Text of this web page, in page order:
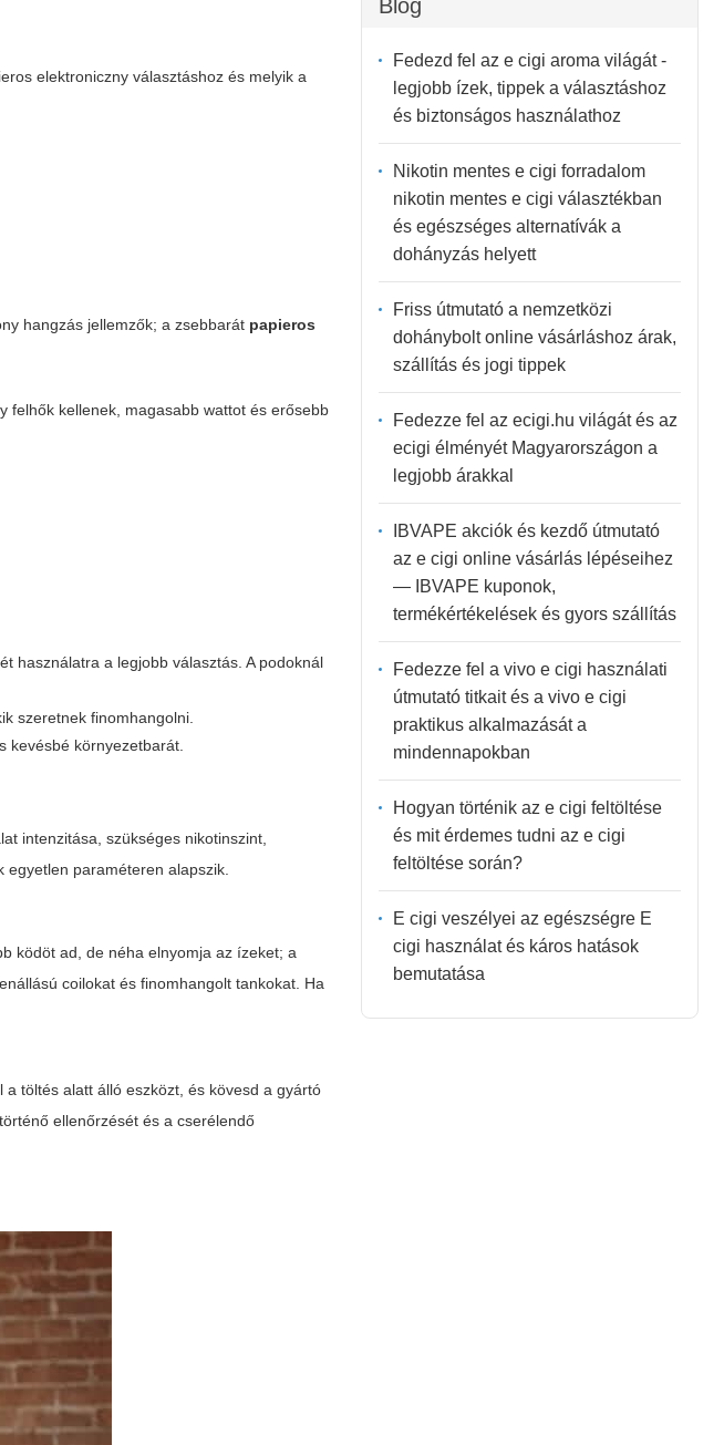
elektroniczny választáshoz és melyik a
hangzás jellemzők; a zsebbarát papieros
kellenek, magasabb wattot és erősebb
használatra a legjobb választás. A podoknál
szeretnek finomhangolni.
kevésbé környezetbarát.
intenzitása, szükséges nikotinszint,
paraméteren alapszik.
ködöt ad, de néha elnyomja az ízeket; a
coilokat és finomhangolt tankokat. Ha
töltés alatt álló eszközt, és kövesd a gyártó
ellenőrzését és a cserélendő
Blog
Fedezd fel az e cigi aroma világát -
legjobb ízek, tippek a választáshoz
és biztonságos használathoz
Nikotin mentes e cigi forradalom
nikotin mentes e cigi választékban
és egészséges alternatívák a
dohányzás helyett
Friss útmutató a nemzetközi
dohánybolt online vásárláshoz árak,
szállítás és jogi tippek
Fedezze fel az ecigi.hu világát és az
ecigi élményét Magyarországon a
legjobb árakkal
IBVAPE akciók és kezdő útmutató
az e cigi online vásárlás lépéseihez
— IBVAPE kuponok,
termékértékelések és gyors szállítás
Fedezze fel a vivo e cigi használati
útmutató titkait és a vivo e cigi
praktikus alkalmazását a
mindennapokban
Hogyan történik az e cigi feltöltése
és mit érdemes tudni az e cigi
feltöltése során?
E cigi veszélyei az egészségre E
cigi használat és káros hatások
bemutatása